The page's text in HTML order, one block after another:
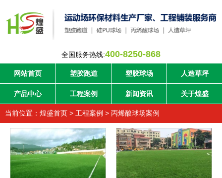
全国服务热线:400-8250-868
网站首页 塑胶跑道 塑胶球场 人造草坪
产品中心 工程案例 新闻资讯 关于煌盛
当前位置： 煌盛首页 > 工程案例 > 丙烯酸球场案例